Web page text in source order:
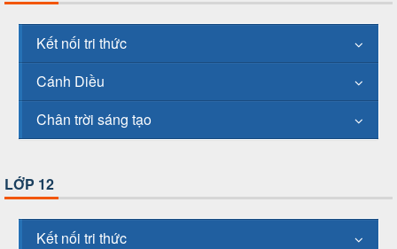
Kết nối tri thức
Cánh Diều
Chân trời sáng tạo
LỚP 12
Kết nối tri thức